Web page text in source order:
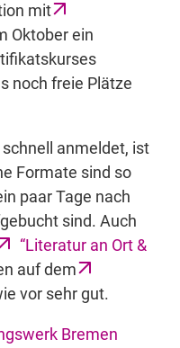
mit
Oktober ein
noch freie Plätze
anmeldet, ist
Formate sind so
paar Tage nach
sind. Auch
“Literatur an Ort &
auf dem
vor sehr gut.
Bremen